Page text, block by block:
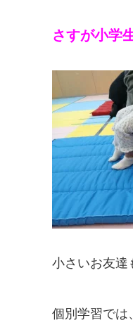
さすが小学
小さいお友達
個別学習では